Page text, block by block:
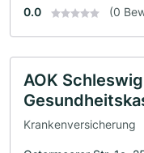
0.0 (0
AOK
Krankenversicherung